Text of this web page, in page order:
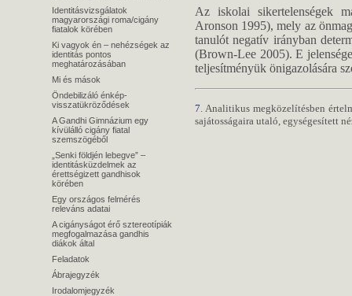
Identitásvizsgálatok
magyarországi roma/cigány
fiatalok körében
Ki vagyok én – nehézségek az
identitás pontos
meghatározásában
Mi és mások
Öndebilizáló énkép-
visszatükröződések
A Gandhi Gimnázium egy
kívülálló cigány fiatal
szemszögéből
„Senki földjén lebegve” –
identitásküzdelmek az
érettségizett gandhisok
körében
Egy országos felmérés
releváns adatai
A cigányságot érő sztereotípiák
megfogalmazása gandhis
diákok által
Feladatok
Ábrajegyzék
Irodalomjegyzék
Az iskolai sikertelenségek
Aronson 1995), mely az
tanulót negatív irányban
(Brown-Lee 2005). E
teljesítményük önigazolására
7. Analitikus megközelítésben
sajátosságaira utaló, egységesített